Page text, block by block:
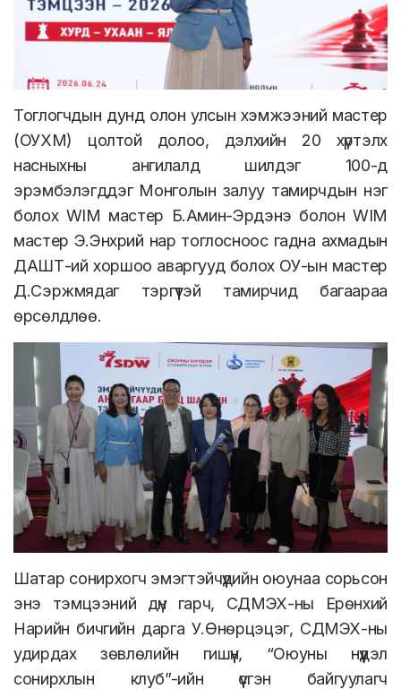
Тоглогчдын дунд олон улсын хэмжээний мастер
(ОУХМ) цолтой долоо, дэлхийн 20 хүртэлх
насныхны ангилалд шилдэг 100-д
эрэмбэлэгддэг Монголын залуу тамирчдын нэг
болох WIM мастер Б.Амин-Эрдэнэ болон WIM
мастер Э.Энхрий нар тоглосноос гадна ахмадын
ДАШТ-ий хоршоо аваргууд болох ОУ-ын мастер
Д.Сэржмядаг тэргүүтэй тамирчид багаараа
өрсөлдлөө.
Шатар сонирхогч эмэгтэйчүүдийн оюунаа сорьсон
энэ тэмцээний дүн гарч, СДМЭХ-ны Ерөнхий
Нарийн бичгийн дарга У.Өнөрцэцэг, СДМЭХ-ны
удирдах зөвлөлийн гишүүн, “Оюуны нүүдэл
сонирхлын клуб”-ийн үүсгэн байгуулагч